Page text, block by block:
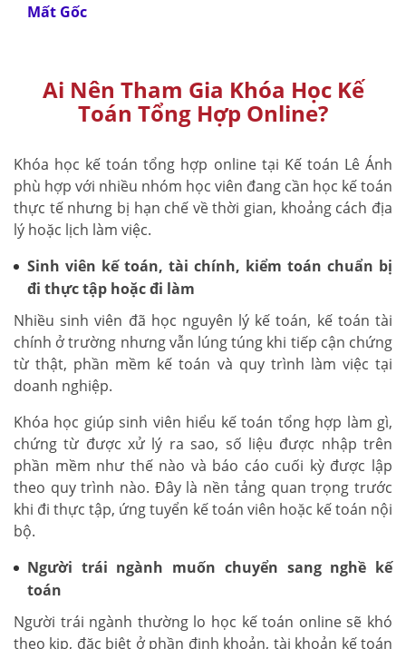
Mất Gốc
Ai Nên Tham Gia Khóa Học Kế
Toán Tổng Hợp Online?
Khóa học kế toán tổng hợp online tại Kế toán Lê Ánh
phù hợp với nhiều nhóm học viên đang cần học kế toán
thực tế nhưng bị hạn chế về thời gian, khoảng cách địa
lý hoặc lịch làm việc.
Sinh viên kế toán, tài chính, kiểm toán chuẩn bị
đi thực tập hoặc đi làm
Nhiều sinh viên đã học nguyên lý kế toán, kế toán tài
chính ở trường nhưng vẫn lúng túng khi tiếp cận chứng
từ thật, phần mềm kế toán và quy trình làm việc tại
doanh nghiệp.
Khóa học giúp sinh viên hiểu kế toán tổng hợp làm gì,
chứng từ được xử lý ra sao, số liệu được nhập trên
phần mềm như thế nào và báo cáo cuối kỳ được lập
theo quy trình nào. Đây là nền tảng quan trọng trước
khi đi thực tập, ứng tuyển kế toán viên hoặc kế toán nội
bộ.
Người trái ngành muốn chuyển sang nghề kế
toán
Người trái ngành thường lo học kế toán online sẽ khó
theo kịp, đặc biệt ở phần định khoản, tài khoản kế toán